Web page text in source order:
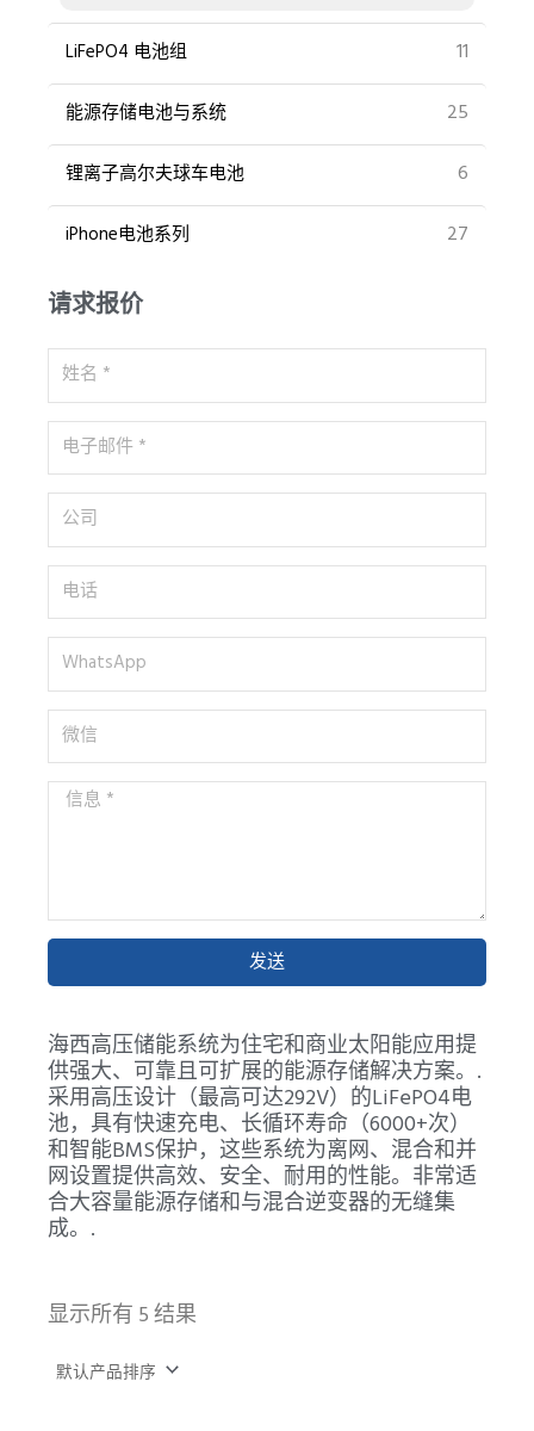
LiFePO4 电池组 11
能源存储电池与系统 25
锂离子高尔夫球车电池 6
iPhone电池系列 27
请求报价
姓
名
* 电
子
邮
件
*
公
司
电
话
WhatsApp
微
信
信
发送
海西高压储能系统为住宅和商业太阳能应用提
供强大、可靠且可扩展的能源存储解决方案。.
采用高压设计（最高可达292V）的LiFePO4电
池，具有快速充电、长循环寿命（6000+次）
和智能BMS保护，这些系统为离网、混合和并
网设置提供高效、安全、耐用的性能。非常适
合大容量能源存储和与混合逆变器的无缝集
成。.
显示所有 5 结果